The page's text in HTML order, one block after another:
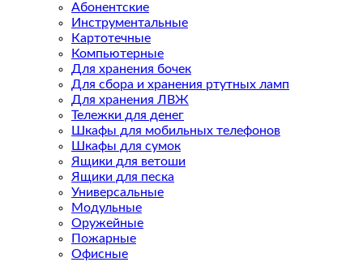
Абонентские
Инструментальные
Картотечные
Компьютерные
Для хранения бочек
Для сбора и хранения ртутных ламп
Для хранения ЛВЖ
Тележки для денег
Шкафы для мобильных телефонов
Шкафы для сумок
Ящики для ветоши
Ящики для песка
Универсальные
Модульные
Оружейные
Пожарные
Офисные